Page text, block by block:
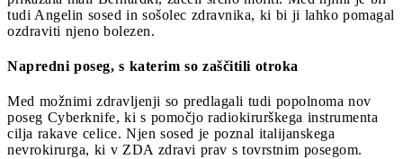
tudi Angelin sosed in sošolec zdravnika, ki bi ji lahko pomagal
ozdraviti njeno bolezen.
Napredni poseg, s katerim so zaščitili otroka
Med možnimi zdravljenji so predlagali tudi popolnoma nov
poseg Cyberknife, ki s pomočjo radiokirurškega instrumenta
cilja rakave celice. Njen sosed je poznal italijanskega
nevrokirurga, ki v ZDA zdravi prav s tovrstnim posegom.